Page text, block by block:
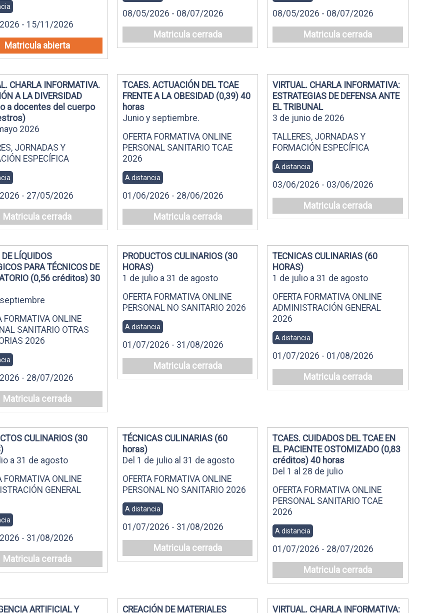
- 15/11/2026
Matricula abierta
08/05/2026 - 08/07/2026
Matricula cerrada
08/05/2026 - 08/07/2026
Matricula cerrada
CHARLA INFORMATIVA.
A LA DIVERSIDAD
a docentes del cuerpo
2026
JORNADAS Y
ESPECÍFICA
- 27/05/2026
Matricula cerrada
TCAES. ACTUACIÓN DEL TCAE
FRENTE A LA OBESIDAD (0,39) 40
horas
Junio y septiembre.
OFERTA FORMATIVA ONLINE
PERSONAL SANITARIO TCAE
2026
A distancia
01/06/2026 - 28/06/2026
Matricula cerrada
VIRTUAL. CHARLA INFORMATIVA:
ESTRATEGIAS DE DEFENSA ANTE
EL TRIBUNAL
3 de junio de 2026
TALLERES, JORNADAS Y
FORMACIÓN ESPECÍFICA
A distancia
03/06/2026 - 03/06/2026
Matricula cerrada
DE LÍQUIDOS
PARA TÉCNICOS DE
(0,56 créditos) 30
FORMATIVA ONLINE
SANITARIO OTRAS
2026
- 28/07/2026
Matricula cerrada
PRODUCTOS CULINARIOS (30
HORAS)
1 de julio a 31 de agosto
OFERTA FORMATIVA ONLINE
PERSONAL NO SANITARIO 2026
A distancia
01/07/2026 - 31/08/2026
Matricula cerrada
TECNICAS CULINARIAS (60
HORAS)
1 de julio a 31 de agosto
OFERTA FORMATIVA ONLINE
ADMINISTRACIÓN GENERAL
2026
A distancia
01/07/2026 - 01/08/2026
Matricula cerrada
CULINARIOS (30
a 31 de agosto
FORMATIVA ONLINE
GENERAL
- 31/08/2026
Matricula cerrada
TÉCNICAS CULINARIAS (60
horas)
Del 1 de julio al 31 de agosto
OFERTA FORMATIVA ONLINE
PERSONAL NO SANITARIO 2026
A distancia
01/07/2026 - 31/08/2026
Matricula cerrada
TCAES. CUIDADOS DEL TCAE EN
EL PACIENTE OSTOMIZADO (0,83
créditos) 40 horas
Del 1 al 28 de julio
OFERTA FORMATIVA ONLINE
PERSONAL SANITARIO TCAE
2026
A distancia
01/07/2026 - 28/07/2026
Matricula cerrada
ARTIFICIAL Y CREACIÓN DE MATERIALES VIRTUAL. CHARLA INFORMATIVA: